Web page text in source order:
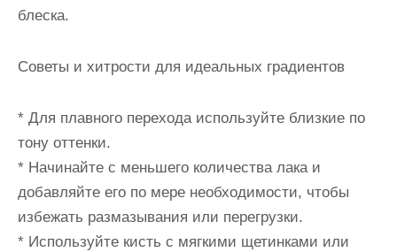
блеска.
Советы и хитрости для идеальных градиентов
* Для плавного перехода используйте близкие по
тону оттенки.
* Начинайте с меньшего количества лака и
добавляйте его по мере необходимости, чтобы
избежать размазывания или перегрузки.
* Используйте кисть с мягкими щетинками или